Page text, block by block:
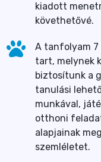
kiadott
követhetővé.
A tanfolyam 7
tart, melynek
biztosítunk a
tanulási
munkával,
otthoni
alapjainak
szemléletet.